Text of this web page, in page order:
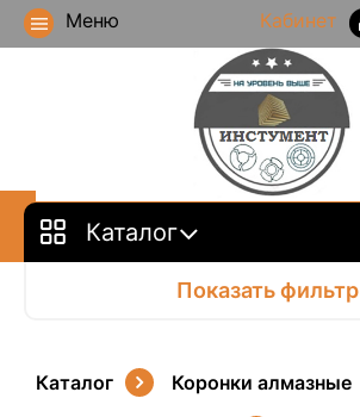
Меню Кабинет
Каталог
Показать фильтр
Каталог
Коронки алмазные